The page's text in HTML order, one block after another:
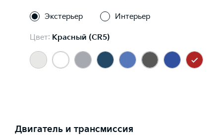
Экстерьер Интерьер
Цвет: Красный (CR5)
Двигатель и трансмиссия